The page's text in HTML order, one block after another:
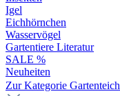
Igel
Eichhörnchen
Wasservögel
Gartentiere Literatur
SALE %
Neuheiten
Zur Kategorie Gartenteich